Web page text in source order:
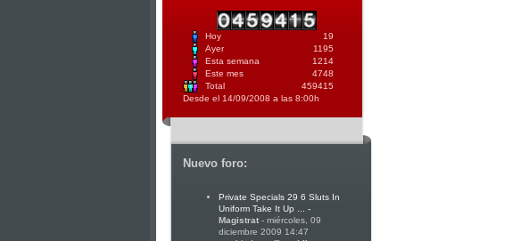
Hoy
19
Ayer
1195
Esta semana
1214
Este mes
4748
Total
459415
Desde el 14/09/2008 a las 8:00h
Nuevo foro:
Private Specials 29 6 Sluts In
Uniform Take It Up ... -
Magistrat - miércoles, 09
diciembre 2009 14:47